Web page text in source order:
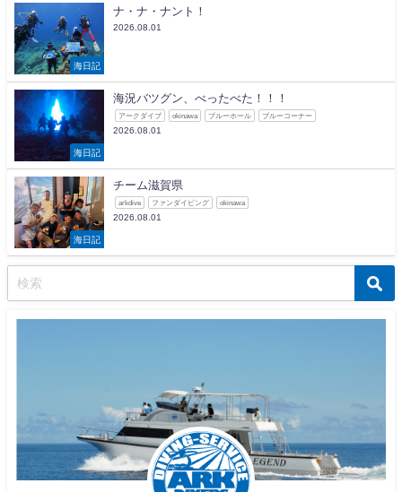
海日記
ナ・ナ・ナント！
2026.08.01
海日記
海況バツグン、べったべた！！！
アークダイブ okinawa ブルーホール ブルーコーナー
2026.08.01
海日記
チーム滋賀県
arkdive ファンダイビング okinawa
2026.08.01